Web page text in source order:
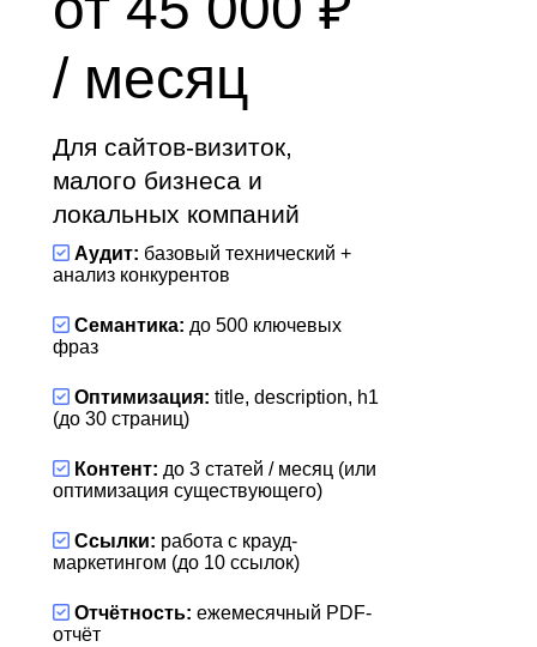
/ месяц
Для сайтов-визиток,
малого бизнеса и
локальных компаний
Аудит: базовый технический +
анализ конкурентов
Семантика: до 500 ключевых
фраз
Оптимизация: title, description, h1
(до 30 страниц)
Контент: до 3 статей / месяц (или
оптимизация существующего)
Ссылки: работа с крауд-
маркетингом (до 10 ссылок)
Отчётность: ежемесячный PDF-
отчёт